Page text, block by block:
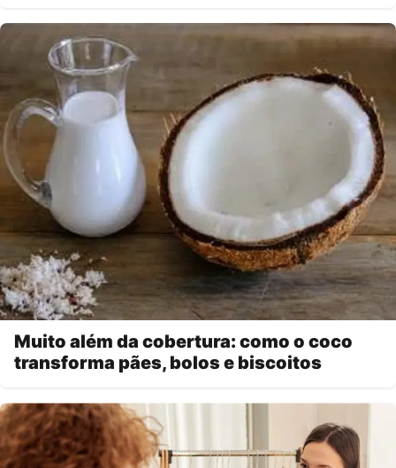
Muito além da cobertura: como o coco
transforma pães, bolos e biscoitos